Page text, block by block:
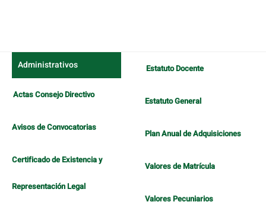
Administrativos
Actas Consejo Directivo
Avisos de Convocatorias
Certificado de Existencia y
Representación Legal
Estatuto Docente
Estatuto General
Plan Anual de Adquisiciones
Valores de Matrícula
Valores Pecuniarios